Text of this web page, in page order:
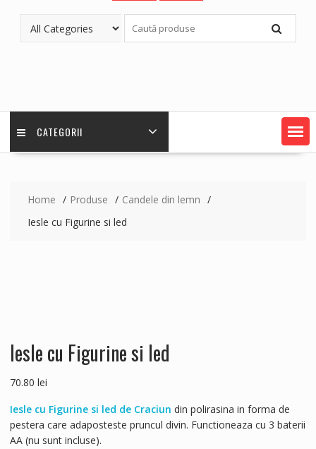
CATEGORII
Home Produse
Candele din lemn
Iesle cu Figurine si led
Iesle cu Figurine si led
70.80 lei
Iesle cu Figurine si led de Craciun din polirasina in forma de
pestera care adaposteste pruncul divin. Functioneaza cu 3 baterii
AA (nu sunt incluse).